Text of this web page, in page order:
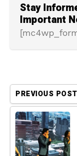
Stay
Important
PREVIOUS POST